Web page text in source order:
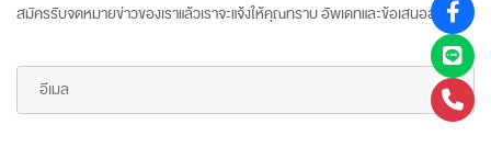
สมัครรับจดหมายข่าวของเราแล้วเราจะแจ้งให้คุณทราบ อัพเดทและข้อเสนอล่าสุด